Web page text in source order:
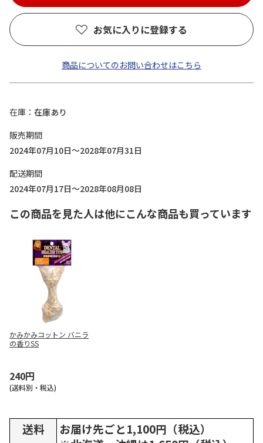
お気に入りに登録する
商品についてのお問い合わせはこちら
在庫
在庫あり
販売期間
2024年07月10日～2028年07月31日
配送期間
2024年07月17日～2028年08月08日
この商品を見た人は他にこんな商品も買っています
かみかみコットン バニラ
の香りSS
240円
(送料別・税込)
送料
お届け先ごと1,100円（税込）